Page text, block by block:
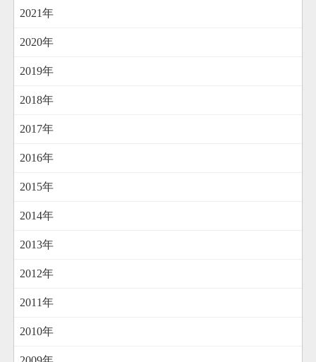
2021年
2020年
2019年
2018年
2017年
2016年
2015年
2014年
2013年
2012年
2011年
2010年